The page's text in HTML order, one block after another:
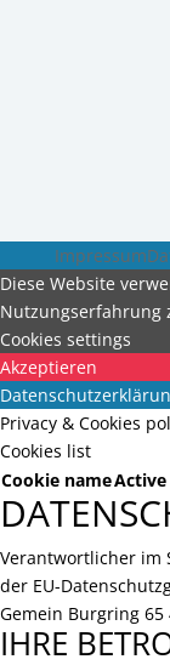
Impressum
Diese Website
Nutzungserfahrung
Cookies settings
Akzeptieren
Privacy & Cookies
Cookies list
Cookie nameActive
Verantwortlicher im
der EU-
Gemein Burgring 65
IHRE